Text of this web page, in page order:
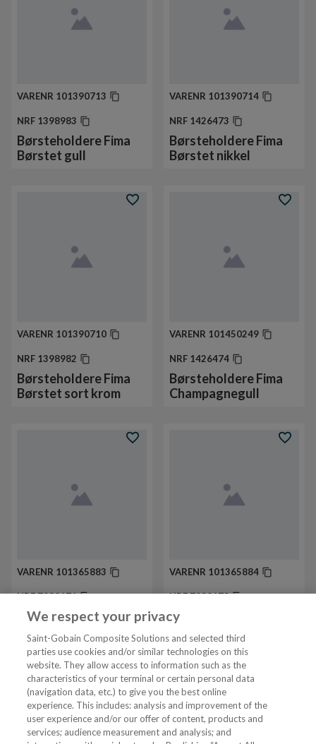
VARENR 101390713
NRF 1398983
Børsteholdere Fima
Børstet gull
VARENR 101390714
NRF 1426473
Børsteholdere Fima
Børstet nikkel
VARENR 101390710
NRF 1398982
Børsteholdere Fima
Børstet sort krom
VARENR 101450249
NRF 1426474
Børsteholdere Fima
Champagnegull
VARENR 101365883
NRF7080171
Alterna Exto ekstra
toalettbørste Krom
VARENR 101365884
NRF7080178
Alterna Exto ekstra
toalettbørste Sort
Tjenester
VVS Fagmann
We respect your privacy
Saint-Gobain Composite Solutions and selected third
parties use cookies and/or similar technologies on this
website. They allow access to information such as the
characteristics of your terminal or certain personal data
(navigation data, etc.) to give you the best online
experience. This includes: analysis and improvement of the
user experience and/or our offer of content, products and
services; audience measurement and analysis; and